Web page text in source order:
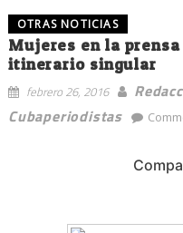
OTRAS NOTICIAS
Mujeres en la
itinerario singular
febrero 26, 2016
Cubaperiodistas